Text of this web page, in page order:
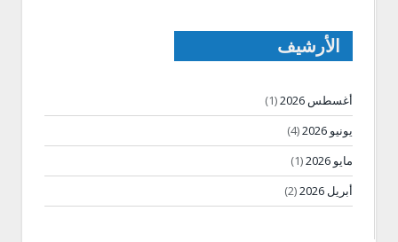
الأرشيف
أغسطس 2026
(1)
يونيو 2026
(4)
مايو 2026
(1)
أبريل 2026
(2)